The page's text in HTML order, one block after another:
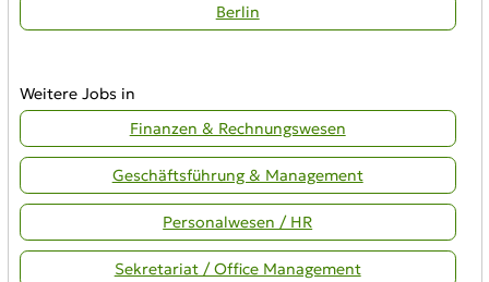
Berlin
Weitere Jobs in
Finanzen & Rechnungswesen
Geschäftsführung & Management
Personalwesen / HR
Sekretariat / Office Management